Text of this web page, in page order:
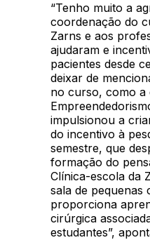
“Tenho muito a
coordenação do
Zarns e aos
ajudaram e
pacientes desde
deixar de
no curso, como a
impulsionou a
do incentivo à
semestre, que
formação do
Clínica-escola da
sala de pequenas
proporciona
cirúrgica
estudantes”,